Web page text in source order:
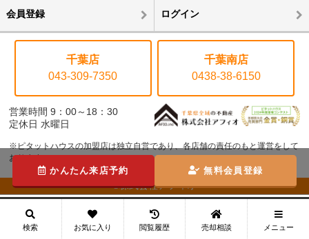
会員登録 ログイン
千葉店
043-309-7350
千葉南店
0438-38-6150
営業時間 9：00～18：30
定休日 水曜日
※ピタットハウスの加盟店は独立自営であり、各店舗の責任のもと運営をして
おります。
©株式会社アフィオ
かんたん来店予約 無料会員登録
検索 お気に入り 閲覧履歴 売却相談 メニュー